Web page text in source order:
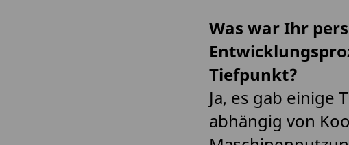
Was war Ihr
Tiefpunkt?
Ja, es gab einige
abhängig von